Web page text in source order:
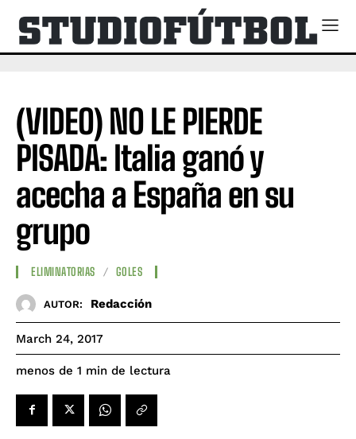
(VIDEO) NO LE PIERDE
PISADA: Italia ganó y
acecha a España en su
grupo
ELIMINATORIAS GOLES
AUTOR: Redacción
March 24, 2017
menos de 1 min de lectura